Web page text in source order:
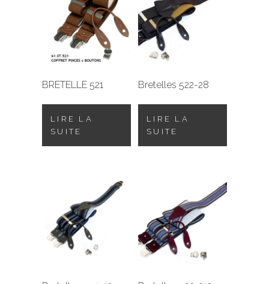
BRETELLE 521
LIRE LA
SUITE
Bretelles 522-28
LIRE LA
SUITE